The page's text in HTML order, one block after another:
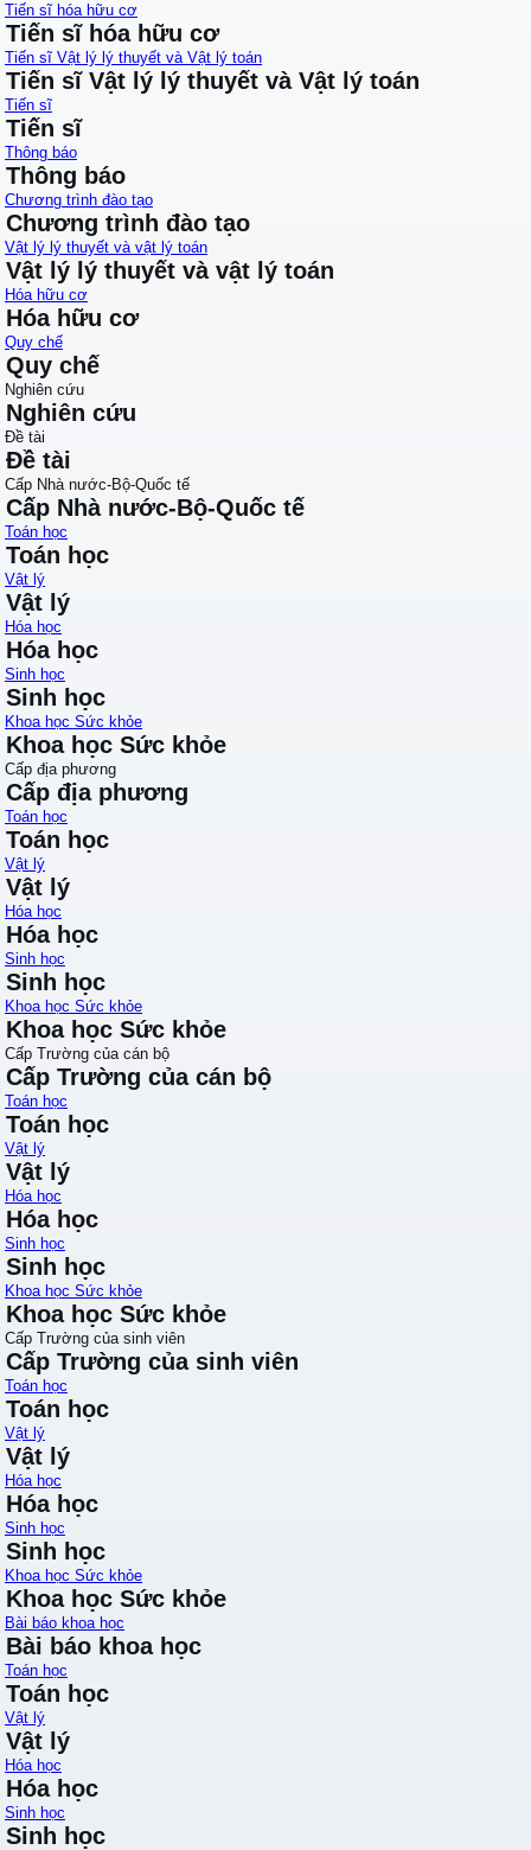
Tiến sĩ hóa hữu cơ
Tiến sĩ hóa hữu cơ
Tiến sĩ Vật lý lý thuyết và Vật lý toán
Tiến sĩ Vật lý lý thuyết và Vật lý toán
Tiến sĩ
Tiến sĩ
Thông báo
Thông báo
Chương trình đào tạo
Chương trình đào tạo
Vật lý lý thuyết và vật lý toán
Vật lý lý thuyết và vật lý toán
Hóa hữu cơ
Hóa hữu cơ
Quy chế
Quy chế
Nghiên cứu
Nghiên cứu
Đề tài
Đề tài
Cấp Nhà nước-Bộ-Quốc tế
Cấp Nhà nước-Bộ-Quốc tế
Toán học
Toán học
Vật lý
Vật lý
Hóa học
Hóa học
Sinh học
Sinh học
Khoa học Sức khỏe
Khoa học Sức khỏe
Cấp địa phương
Cấp địa phương
Toán học
Toán học
Vật lý
Vật lý
Hóa học
Hóa học
Sinh học
Sinh học
Khoa học Sức khỏe
Khoa học Sức khỏe
Cấp Trường của cán bộ
Cấp Trường của cán bộ
Toán học
Toán học
Vật lý
Vật lý
Hóa học
Hóa học
Sinh học
Sinh học
Khoa học Sức khỏe
Khoa học Sức khỏe
Cấp Trường của sinh viên
Cấp Trường của sinh viên
Toán học
Toán học
Vật lý
Vật lý
Hóa học
Hóa học
Sinh học
Sinh học
Khoa học Sức khỏe
Khoa học Sức khỏe
Bài báo khoa học
Bài báo khoa học
Toán học
Toán học
Vật lý
Vật lý
Hóa học
Hóa học
Sinh học
Sinh học